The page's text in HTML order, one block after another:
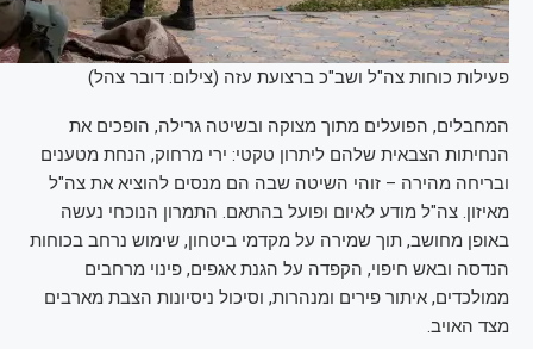
פעילות כוחות צה"ל ושב"כ ברצועת עזה (צילום: דובר צהל)
המחבלים, הפועלים מתוך מצוקה ובשיטה גרילה, הופכים את
הנחיתות הצבאית שלהם ליתרון טקטי: ירי מרחוק, הנחת מטענים
ובריחה מהירה – זוהי השיטה שבה הם מנסים להוציא את צה"ל
מאיזון. צה"ל מודע לאיום ופועל בהתאם. התמרון הנוכחי נעשה
באופן מחושב, תוך שמירה על מקדמי ביטחון, שימוש נרחב בכוחות
הנדסה ובאש חיפוי, הקפדה על הגנת אגפים, פינוי מרחבים
ממולכדים, איתור פירים ומנהרות, וסיכול ניסיונות הצבת מארבים
מצד האויב.